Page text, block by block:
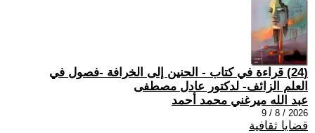
(24) قراءة في كتاب - الحنين إلى الخرافة -فصول في
العلم الزائف- لدكتور عادل مصطفى
عبد الله ميرغني محمد أحمد
2026 / 8 / 9
قضايا ثقافية